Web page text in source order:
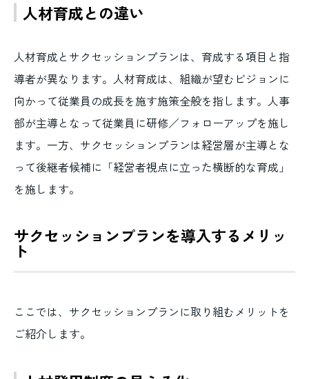
人材育成との違い
人材育成とサクセッションプランは、育成する項目と指
導者が異なります。人材育成は、組織が望むビジョンに
向かって従業員の成長を施す施策全般を指します。人事
部が主導となって従業員に研修／フォローアップを施し
ます。一方、サクセッションプランは経営層が主導とな
って後継者候補に「経営者視点に立った横断的な育成」
を施します。
サクセッションプランを導入するメリッ
ト
ここでは、サクセッションプランに取り組むメリットを
ご紹介します。